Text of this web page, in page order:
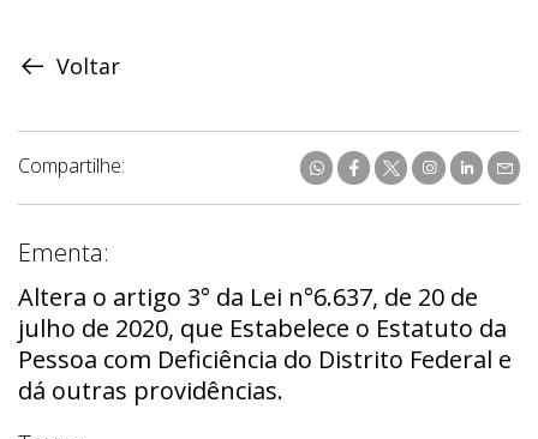
Voltar
Compartilhe:
Ementa:
Altera o artigo 3° da Lei n°6.637, de 20 de
julho de 2020, que Estabelece o Estatuto da
Pessoa com Deficiência do Distrito Federal e
dá outras providências.